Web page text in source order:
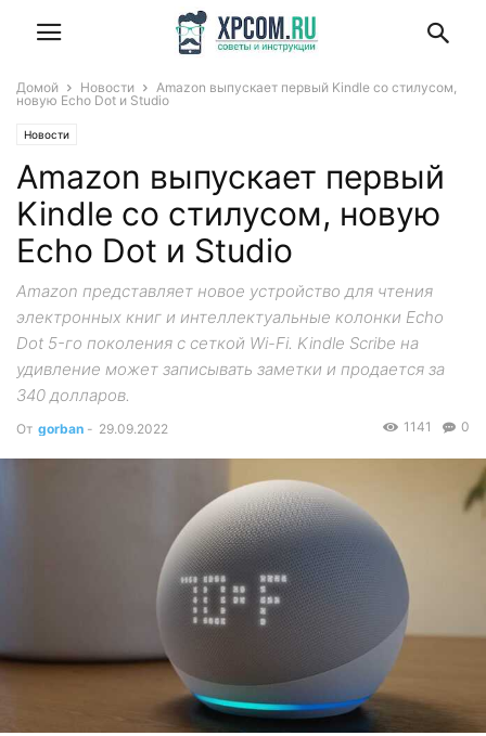
Домой Новости
Amazon выпускает первый Kindle со стилусом,
новую Echo Dot и Studio
Новости
Amazon выпускает первый
Kindle со стилусом, новую
Echo Dot и Studio
Amazon представляет новое устройство для чтения
электронных книг и интеллектуальные колонки Echo
Dot 5-го поколения с сеткой Wi-Fi. Kindle Scribe на
удивление может записывать заметки и продается за
340 долларов.
От gorban - 29.09.2022 0
1141